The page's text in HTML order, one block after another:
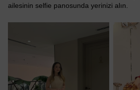
ailesinin selfie panosunda yerinizi alın.